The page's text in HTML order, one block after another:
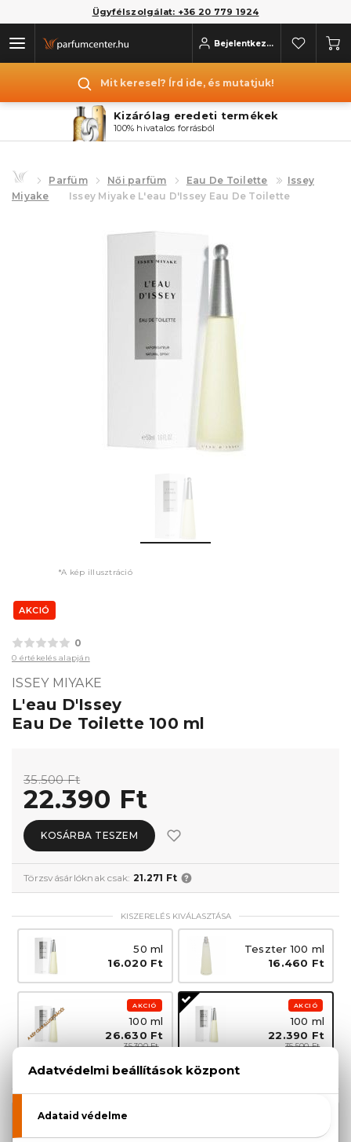
Ügyfélszolgálat: +36 20 779 1924
Bejelentkezés
Mit keresel? Írd ide, és mutatjuk!
Kizárólag eredeti termékek
100% hivatalos forrásból
Parfüm Női parfüm Eau De Toilette
Issey
Miyake
Issey Miyake L'eau D'Issey Eau De Toilette
*A kép illusztráció
AKCIÓ
0
0 értékelés alapján
ISSEY MIYAKE
L'eau D'Issey
Eau De Toilette 100 ml
35.500 Ft
22.390 Ft
KOSÁRBA TESZEM
Törzsvásárlóknak csak: 21.271 Ft
KISZERELÉS KIVÁLASZTÁSA
50 ml
16.020 Ft
Teszter 100 ml
16.460 Ft
AKCIÓ
100 ml
26.630 Ft
35.300 Ft
AKCIÓ
100 ml
22.390 Ft
35.500 Ft
-tól